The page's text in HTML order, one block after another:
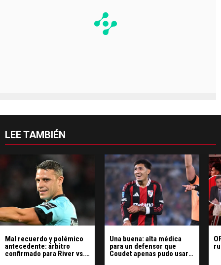
LEE TAMBIÉN
Mal recuerdo y polémico
antecedente: árbitro
confirmado para River vs.
Una buena: alta médica
para un defensor que
Coudet apenas pudo usar